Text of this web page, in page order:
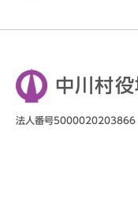
中川村役
法人番号5000020203866